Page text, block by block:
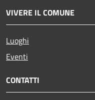
VIVERE IL COMUNE
Luoghi
Eventi
CONTATTI